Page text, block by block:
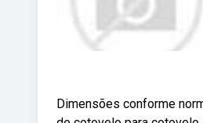
Dimensões conforme